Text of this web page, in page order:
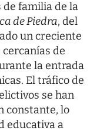
de familia de la
de Piedra, del
un creciente
de
la entrada
El tráfico de
se han
constante, lo
educativa a